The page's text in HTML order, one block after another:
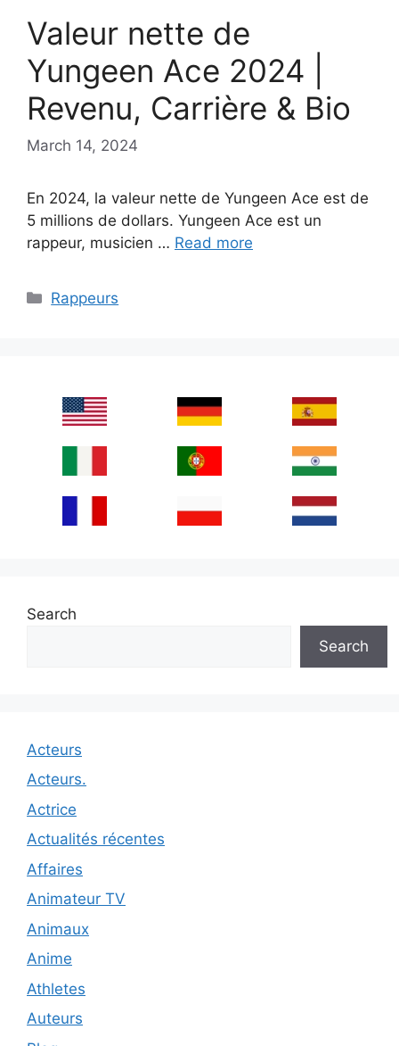
Valeur nette de
Yungeen Ace 2024 |
Revenu, Carrière & Bio
March 14, 2024
En 2024, la valeur nette de Yungeen Ace est de
5 millions de dollars. Yungeen Ace est un
rappeur, musicien … Read more
Categories
Rappeurs
Search
Search
Acteurs
Acteurs.
Actrice
Actualités récentes
Affaires
Animateur TV
Animaux
Anime
Athletes
Auteurs